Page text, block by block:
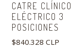
CATRE CLÍNICO
ELÉCTRICO 3
POSICIONES
$840.328 CLP